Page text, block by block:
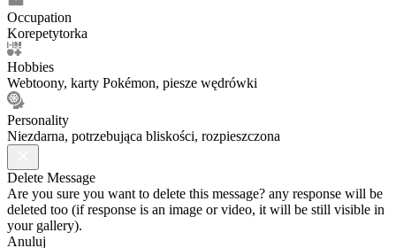
Occupation
Korepetytorka
Hobbies
Webtoony, karty Pokémon, piesze wędrówki
Personality
Niezdarna, potrzebująca bliskości, rozpieszczona
Delete Message
Are you sure you want to delete this message? any response will be
deleted too (if response is an image or video, it will be still visible in
your gallery).
Anuluj